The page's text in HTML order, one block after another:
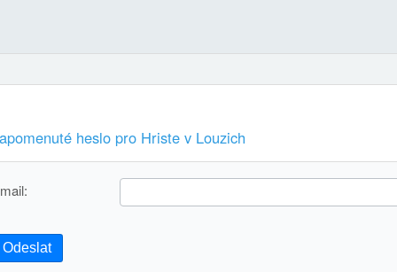
heslo pro Hriste v Louzich
Odeslat